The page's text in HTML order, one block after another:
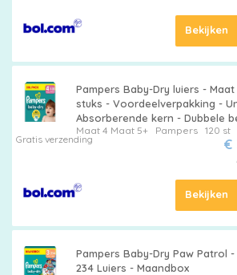
Pampers
Alle
luiers
Luierbroekjes
Bekijken
Pampers Baby-Dry luiers - Maat
stuks - Voordeelverpakking -
Absorberende kern - Dubbele
maat 5+)
Maat 4 Maat 5+ Pampers 120 st
Gratis verzending €
Bekijken
Pampers Baby-Dry Paw Patrol
234 Luiers - Maandbox